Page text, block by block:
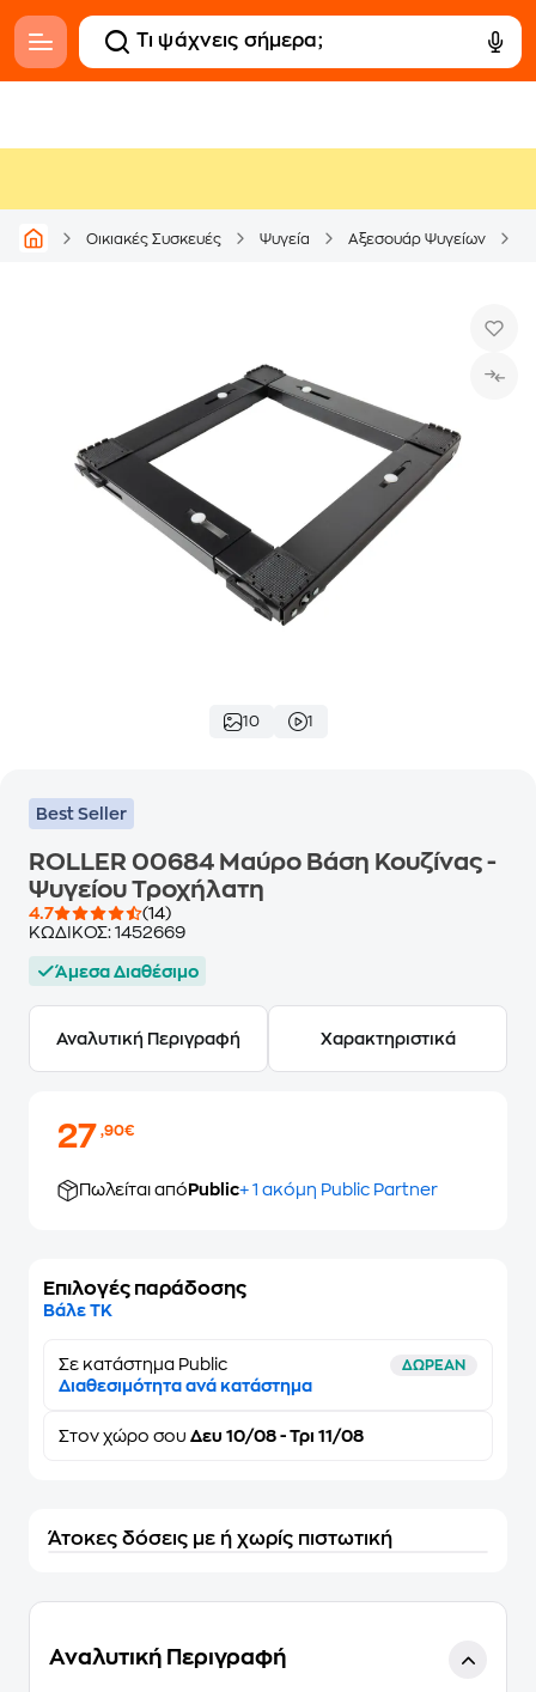
Οικιακές Συσκευές Ψυγεία Αξεσουάρ Ψυγείων
10 1
Best Seller
ROLLER 00684 Μαύρο Βάση Κουζίνας -
Ψυγείου Τροχήλατη
4.7
(14)
ΚΩΔΙΚΟΣ: 1452669
Άμεσα Διαθέσιμο
Αναλυτική Περιγραφή Χαρακτηριστικά
27,90€
Πωλείται από Public+ 1 ακόμη Public Partner
Επιλογές παράδοσης
Βάλε ΤΚ
Σε κατάστημα Public ΔΩΡΕΑΝ
Διαθεσιμότητα ανά κατάστημα
Στον χώρο σου Δευ 10/08 - Τρι 11/08
Άτοκες δόσεις με ή χωρίς πιστωτική
Αναλυτική Περιγραφή